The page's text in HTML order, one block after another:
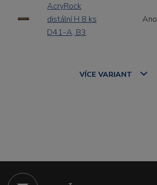
AcryRock
distální H 8 ks
D41-A, B3
Ano
VÍCE VARIANT